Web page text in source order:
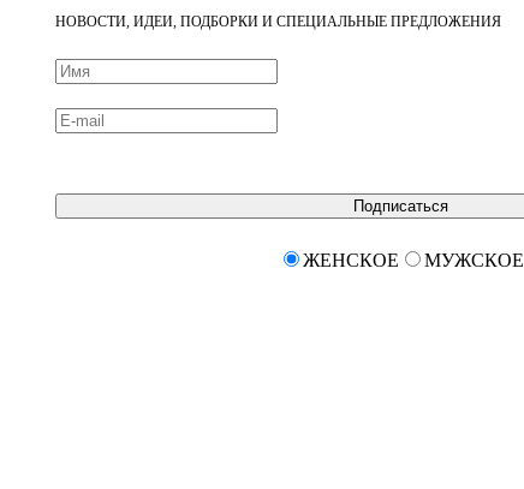
НОВОСТИ, ИДЕИ, ПОДБОРКИ И СПЕЦИАЛЬНЫЕ ПРЕДЛОЖЕНИЯ
Подписаться
ЖЕНСКОЕ МУЖСКОЕ